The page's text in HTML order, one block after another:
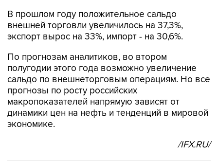
В прошлом году положительное сальдо
внешней торговли увеличилось на 37,3%,
экспорт вырос на 33%, импорт - на 30,6%.
По прогнозам аналитиков, во втором
полугодии этого года возможно увеличение
сальдо по внешнеторговым операциям. Но все
прогнозы по росту российских
макропоказателей напрямую зависят от
динамики цен на нефть и тенденций в мировой
экономике.
/IFX.RU/